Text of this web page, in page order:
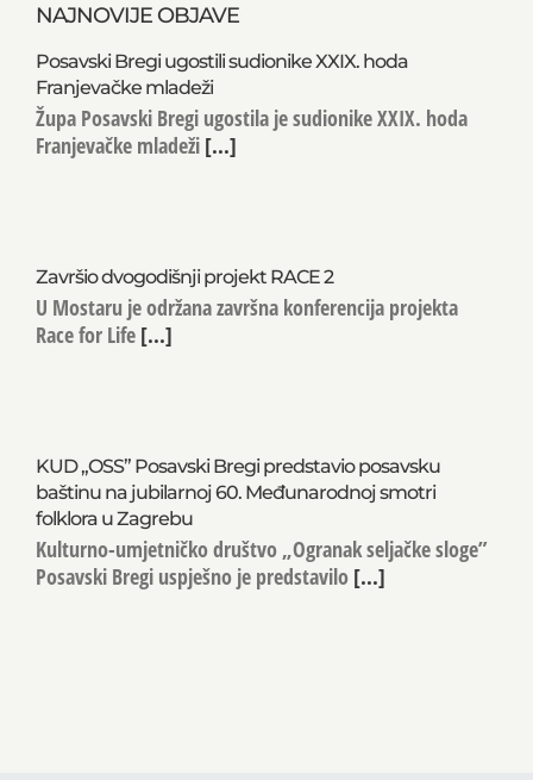
NAJNOVIJE OBJAVE
Posavski Bregi ugostili sudionike XXIX. hoda
Franjevačke mladeži
Župa Posavski Bregi ugostila je sudionike XXIX. hoda
Franjevačke mladeži [...]
Završio dvogodišnji projekt RACE 2
U Mostaru je održana završna konferencija projekta
Race for Life [...]
KUD „OSS” Posavski Bregi predstavio posavsku
baštinu na jubilarnoj 60. Međunarodnoj smotri
folklora u Zagrebu
Kulturno-umjetničko društvo „Ogranak seljačke sloge”
Posavski Bregi uspješno je predstavilo [...]